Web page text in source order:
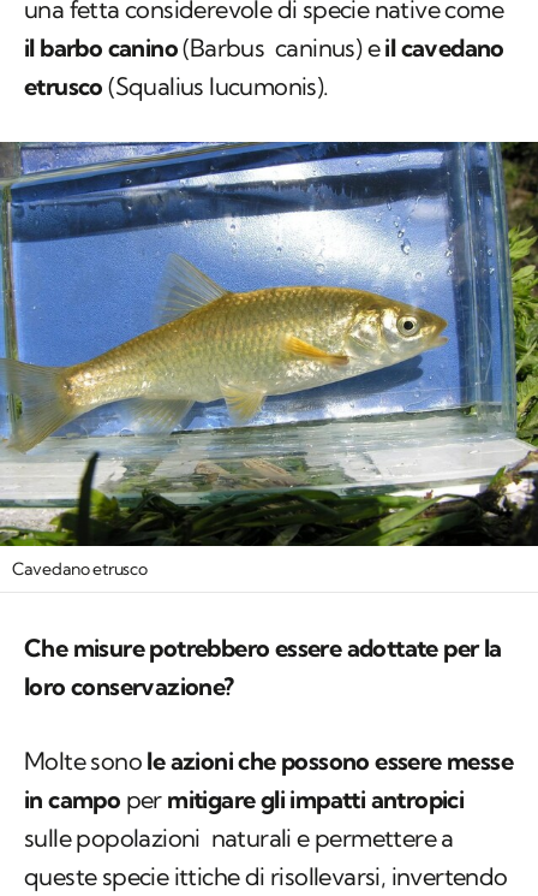
una fetta considerevole di specie native come
il barbo canino(Barbus caninus) eil cavedano
etrusco (Squalius lucumonis).
Cavedano etrusco
Che misure potrebbero essere adottate per la
loro conservazione?
Molte sono le azioni che possono essere messe
in campo per mitigare gli impatti antropici
sulle popolazioni naturali e permettere a
queste specie ittiche di risollevarsi, invertendo